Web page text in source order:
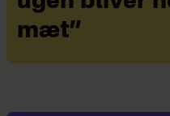
mæt”